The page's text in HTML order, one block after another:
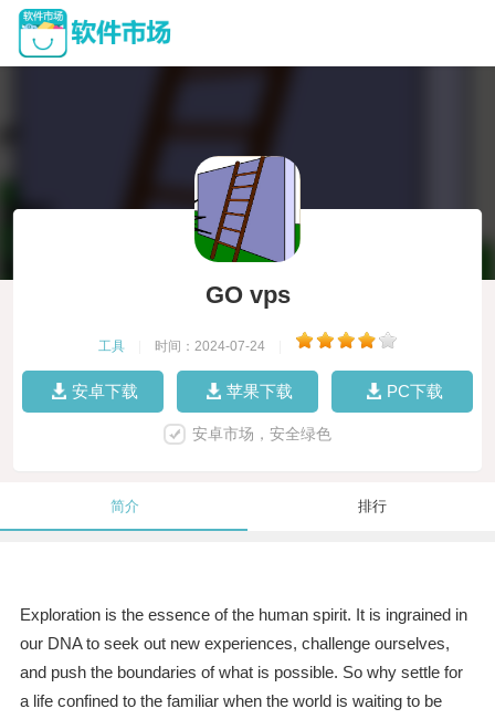
GO vps
工具 时间：2024-07-24
安卓下载 苹果下载 PC下载
安卓市场，安全绿色
简介 排行
Exploration is the essence of the human spirit. It is ingrained in
our DNA to seek out new experiences, challenge ourselves,
and push the boundaries of what is possible. So why settle for
a life confined to the familiar when the world is waiting to be